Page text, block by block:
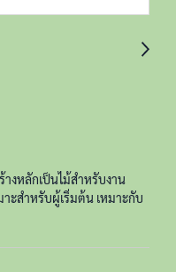
งหลักเป็นไม้สำหรับงาน
ะสำหรับผู้เริ่มต้น เหมาะกับ